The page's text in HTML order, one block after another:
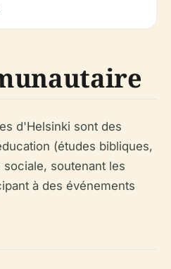
d'Helsinki sont des
(études bibliques,
soutenant les
à des événements